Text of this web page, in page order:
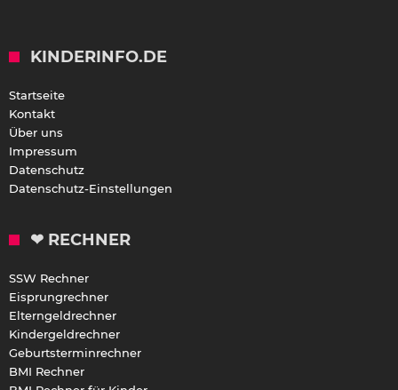
KINDERINFO.DE
Startseite
Kontakt
Über uns
Impressum
Datenschutz
Datenschutz-Einstellungen
❤ RECHNER
SSW Rechner
Eisprungrechner
Elterngeldrechner
Kindergeldrechner
Geburtsterminrechner
BMI Rechner